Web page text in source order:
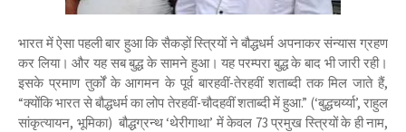
भारत में ऐसा पहली बार हुआ कि सैकड़ों स्त्रियों ने बौद्धधर्म अपनाकर संन्यास ग्रहण
कर लिया। और यह सब बुद्ध के सामने हुआ। यह परम्परा बुद्ध के बाद भी जारी रही।
इसके प्रमाण तुर्कों के आगमन के पूर्व बारहवीं-तेरहवीं शताब्दी तक मिल जाते हैं,
“क्योंकि भारत से बौद्धधर्म का लोप तेरहवीं-चौदहवीं शताब्दी में हुआ.” (‘बुद्धचर्य्या’, राहुल
सांकृत्यायन, भूमिका) बौद्धग्रन्थ ‘थेरीगाथा’ में केवल 73 प्रमुख स्त्रियों के ही नाम,